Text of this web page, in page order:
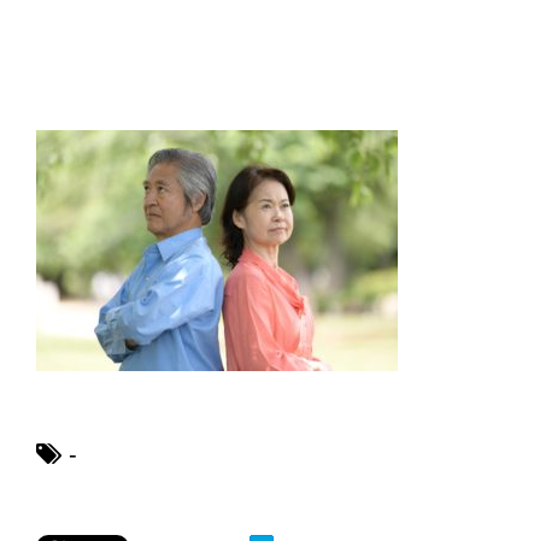
畳のいろいろな素材と種類の特徴！素
材の違いを比較
ハンドメイドのオーダーメイド販売の
-